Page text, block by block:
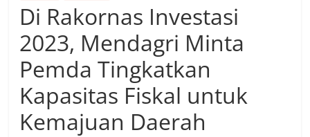
Di Rakornas Investasi
2023, Mendagri Minta
Pemda Tingkatkan
Kapasitas Fiskal untuk
Kemajuan Daerah